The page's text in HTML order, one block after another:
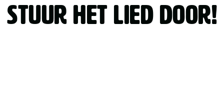
STUUR HET LIED DOOR!